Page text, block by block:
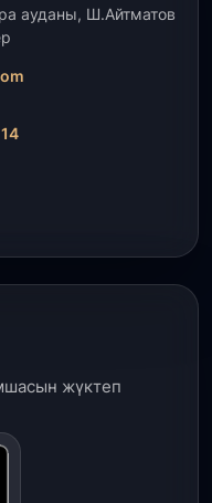
30,2 млрд теңгеге
ауылының
нақыштағы
әлеуметтік
ауданы, Ш.Айтматов
жүктеп